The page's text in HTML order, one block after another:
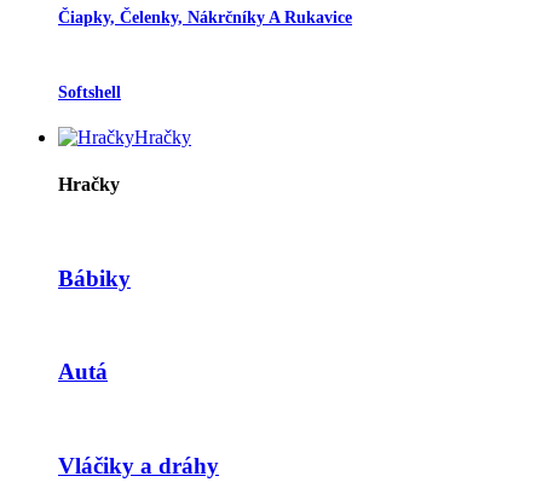
Čiapky, Čelenky, Nákrčníky A Rukavice
Softshell
Hračky
Hračky
Bábiky
Autá
Vláčiky a dráhy